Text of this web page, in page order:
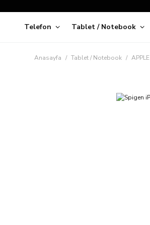
Telefon Tablet / Notebook
Anasayfa Tablet / Notebook APPLE